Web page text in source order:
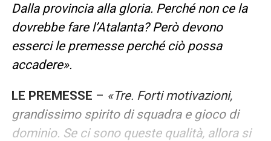
Dalla provincia alla gloria. Perché non ce la
dovrebbe fare l’Atalanta? Però devono
esserci le premesse perché ciò possa
accadere».
LE PREMESSE – «Tre. Forti motivazioni,
grandissimo spirito di squadra e gioco di
dominio. Se ci sono queste qualità, allora si